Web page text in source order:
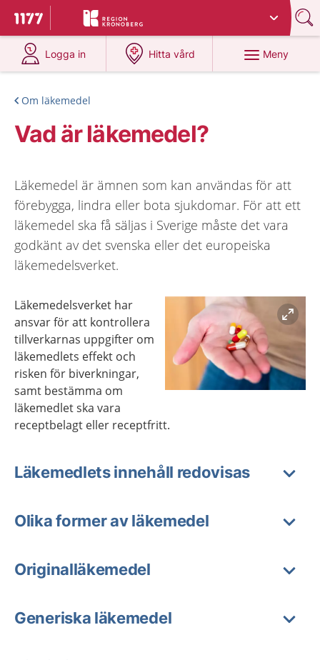
Till startsidan för 1177
Du har valt region
Logga in
på 1177.se
Hitta vård
på 1177.se
Meny
Om läkemedel
Vad är läkemedel?
Läkemedel är ämnen som kan användas för att
förebygga, lindra eller bota sjukdomar. För att ett
läkemedel ska få säljas i Sverige måste det vara
godkänt av det svenska eller det europeiska
läkemedelsverket.
Läkemedelsverket har
ansvar för att kontrollera
tillverkarnas uppgifter om
läkemedlets effekt och
risken för biverkningar,
samt bestämma om
läkemedlet ska vara
receptbelagt eller receptfritt.
Läkemedlets innehåll redovisas
Olika former av läkemedel
Originalläkemedel
Generiska läkemedel